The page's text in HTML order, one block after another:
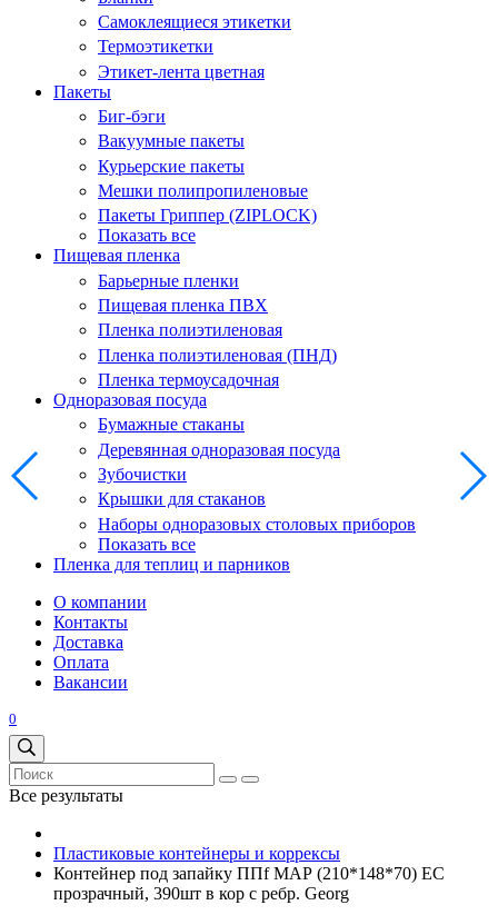
Самоклеящиеся этикетки
Термоэтикетки
Этикет-лента цветная
Пакеты
Биг-бэги
Вакуумные пакеты
Курьерские пакеты
Мешки полипропиленовые
Пакеты Гриппер (ZIPLOCK)
Показать все
Пищевая пленка
Барьерные пленки
Пищевая пленка ПВХ
Пленка полиэтиленовая
Пленка полиэтиленовая (ПНД)
Пленка термоусадочная
Одноразовая посуда
Бумажные стаканы
Деревянная одноразовая посуда
Зубочистки
Крышки для стаканов
Наборы одноразовых столовых приборов
Показать все
Пленка для теплиц и парников
О компании
Контакты
Доставка
Оплата
Вакансии
0
Все результаты
Пластиковые контейнеры и коррексы
Контейнер под запайку ППf МАР (210*148*70) ЕС
прозрачный, 390шт в кор с ребр. Georg